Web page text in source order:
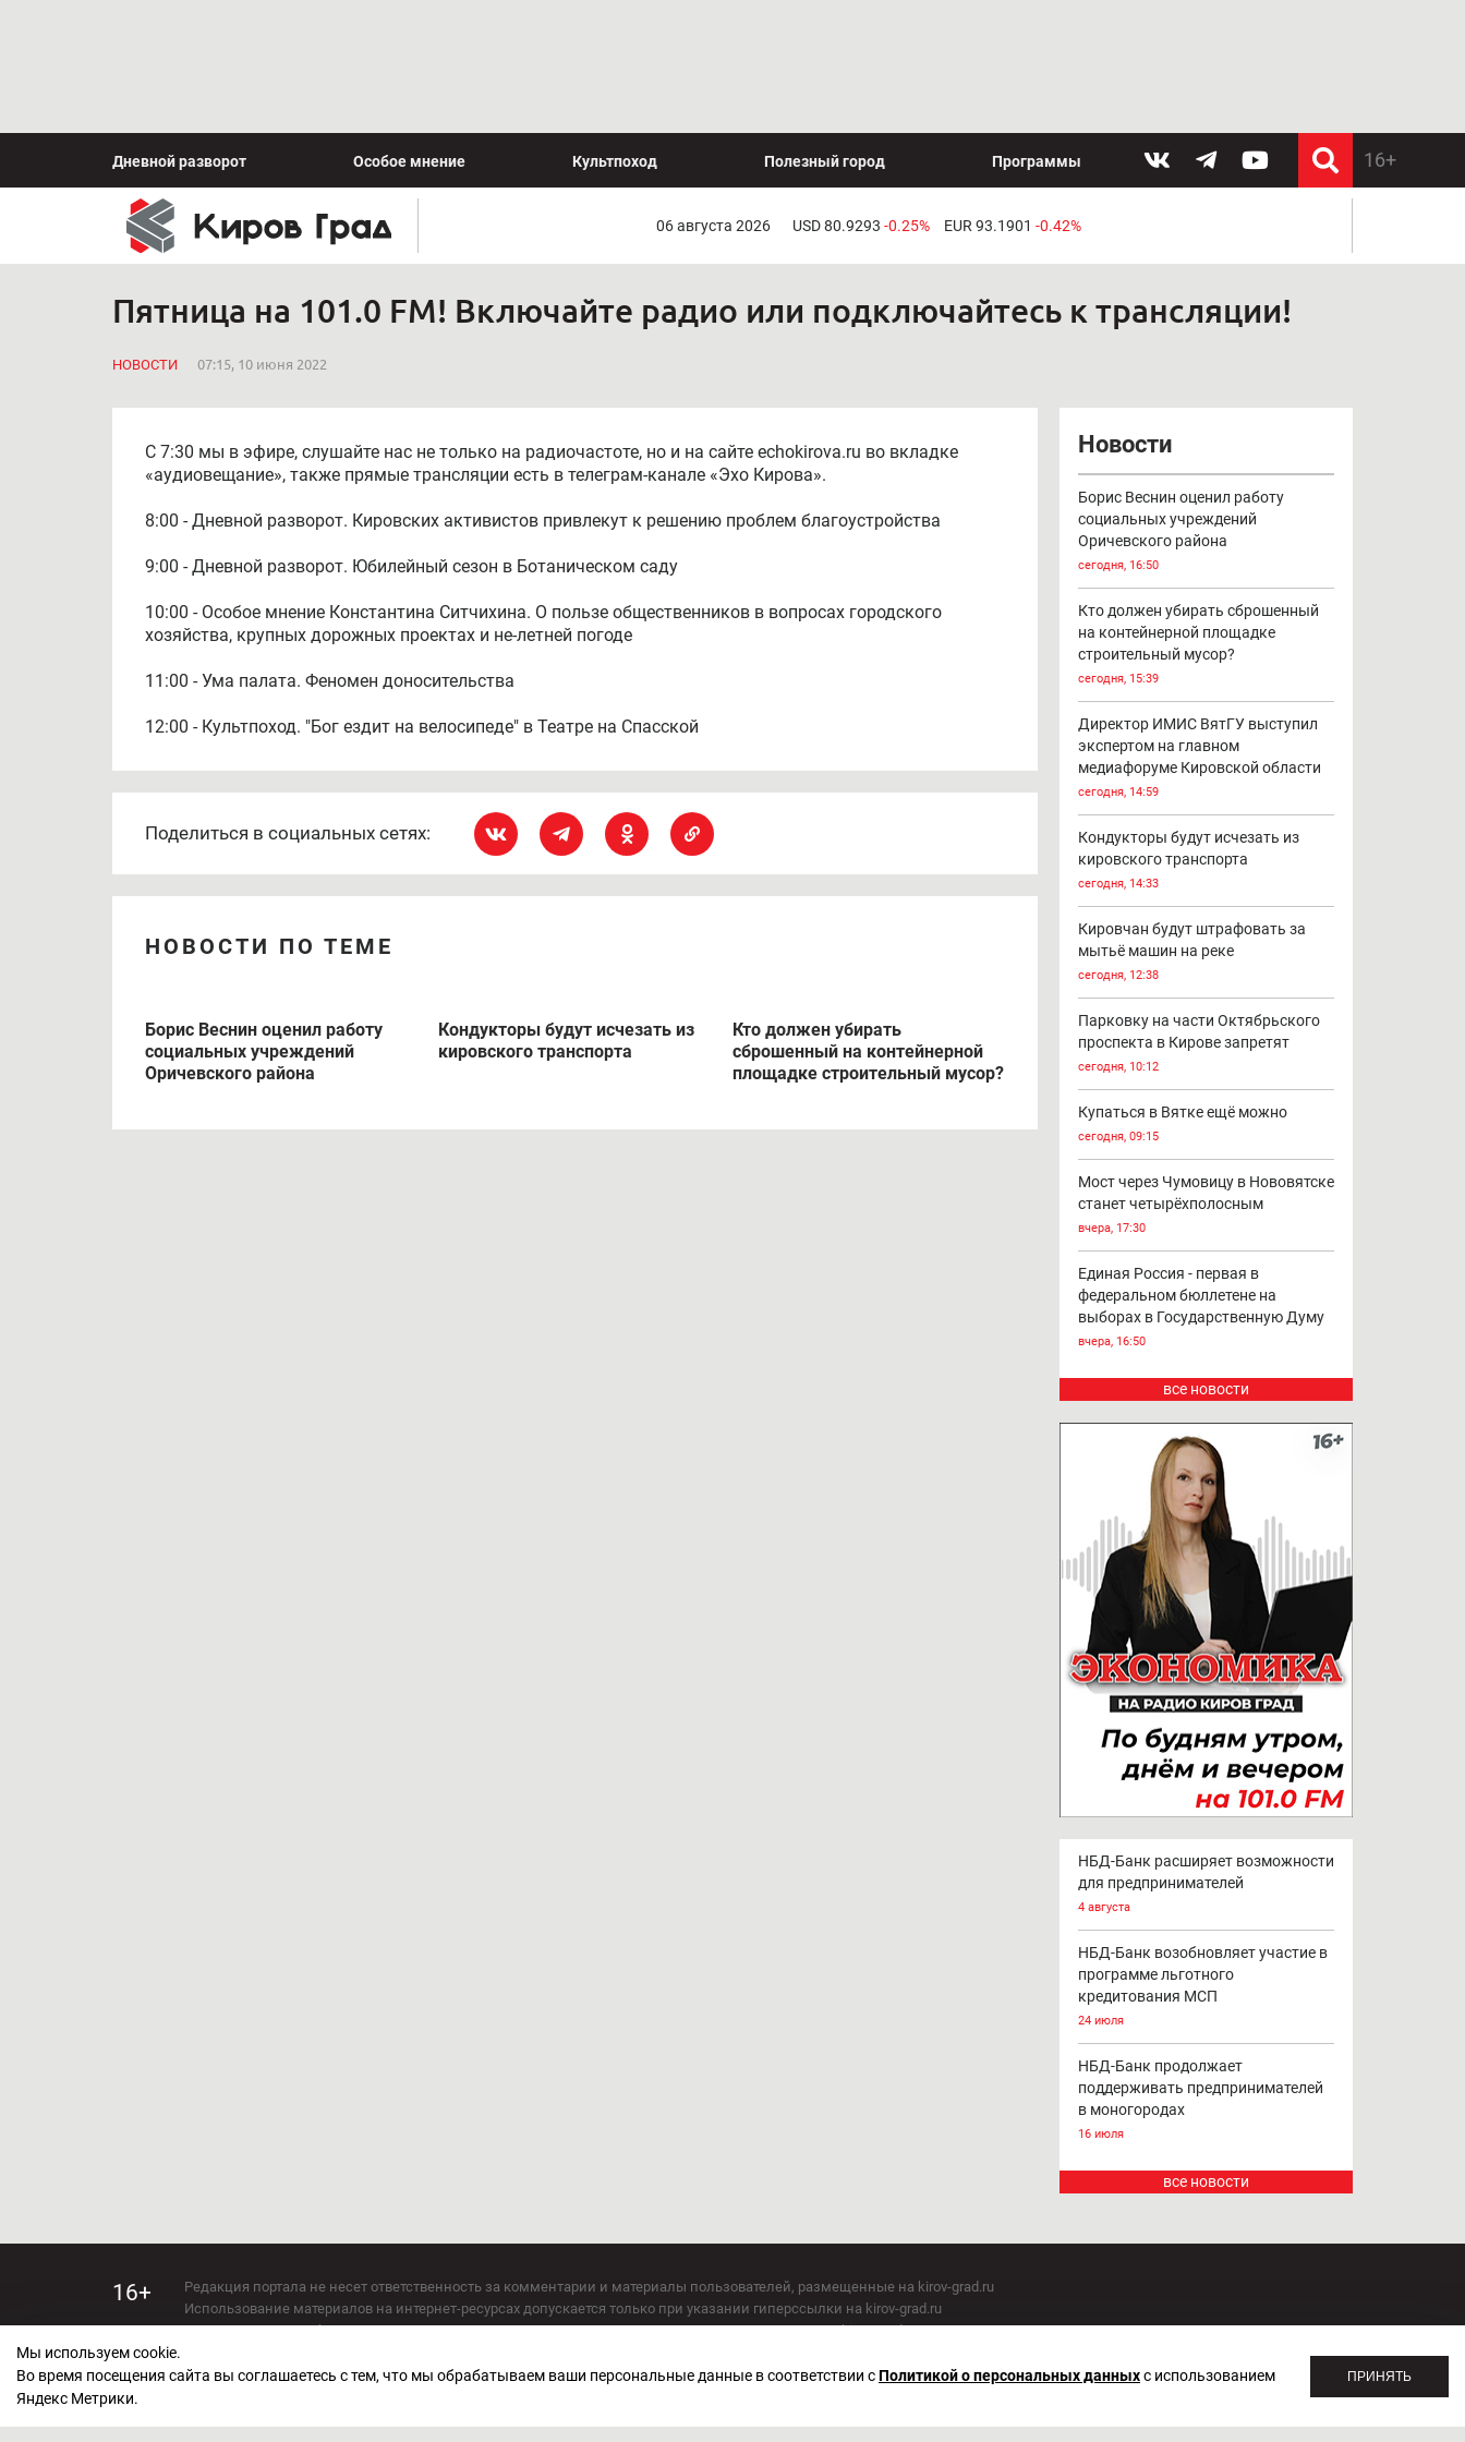
Дневной разворот Особое мнение Культпоход Полезный город Программы
06 августа 2026 USD 80.9293 -0.25% EUR 93.1901 -0.42%
Пятница на 101.0 FM! Включайте радио или подключайтесь к трансляции!
НОВОСТИ 07:15, 10 июня 2022
С 7:30 мы в эфире, слушайте нас не только на радиочастоте, но и на сайте echokirova.ru во вкладке
«аудиовещание», также прямые трансляции есть в телеграм-канале «Эхо Кирова».
8:00 - Дневной разворот. Кировских активистов привлекут к решению проблем благоустройства
9:00 - Дневной разворот. Юбилейный сезон в Ботаническом саду
10:00 - Особое мнение Константина Ситчихина. О пользе общественников в вопросах городского
хозяйства, крупных дорожных проектах и не-летней погоде
11:00 - Ума палата. Феномен доносительства
12:00 - Культпоход. "Бог ездит на велосипеде" в Театре на Спасской
Поделиться в социальных сетях:
НОВОСТИ ПО ТЕМЕ
Борис Веснин оценил работу
социальных учреждений
Оричевского района
Кондукторы будут исчезать из
кировского транспорта
Кто должен убирать
сброшенный на контейнерной
площадке строительный мусор?
Новости
Борис Веснин оценил работу
социальных учреждений
Оричевского района
сегодня, 16:50
Кто должен убирать сброшенный
на контейнерной площадке
строительный мусор?
сегодня, 15:39
Директор ИМИС ВятГУ выступил
экспертом на главном
медиафоруме Кировской области
сегодня, 14:59
Кондукторы будут исчезать из
кировского транспорта
сегодня, 14:33
Кировчан будут штрафовать за
мытьё машин на реке
сегодня, 12:38
Парковку на части Октябрьского
проспекта в Кирове запретят
сегодня, 10:12
Купаться в Вятке ещё можно
сегодня, 09:15
Мост через Чумовицу в Нововятске
станет четырёхполосным
вчера, 17:30
Единая Россия - первая в
федеральном бюллетене на
выборах в Государственную Думу
вчера, 16:50
все новости
НБД-Банк расширяет возможности
для предпринимателей
4 августа
НБД-Банк возобновляет участие в
программе льготного
кредитования МСП
24 июля
НБД-Банк продолжает
поддерживать предпринимателей
в моногородах
16 июля
все новости
16+
Редакция портала не несет ответственность за комментарии и материалы пользователей, размещенные на kirov-grad.ru
Использование материалов на интернет-ресурсах допускается только при указании гиперссылки на kirov-grad.ru
Использование любых материалов настоящего СМИ допускается только при указании на ресурс: kirov-grad.ru
СМИ зарегистрировано Федеральной службой по надзору в сфере связи, информационных технологий и массовых коммуникаций 20.07.2018. Регистрационный номер ЭЛ №
Мы используем cookie.
Во время посещения сайта вы соглашаетесь с тем, что мы обрабатываем ваши персональные данные в соответствии сПолитикой о персональных данныхс использованием
Яндекс Метрики.
ПРИНЯТЬ